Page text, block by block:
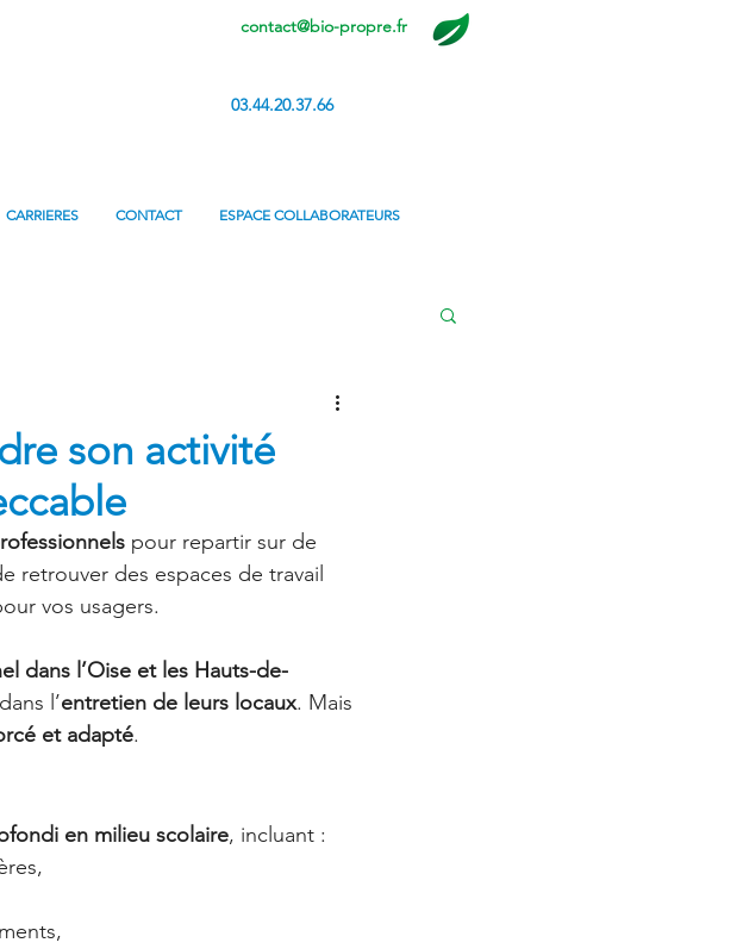
contact@bio-propre.fr
03.44.20.37.66
CARRIERES CONTACT ESPACE COLLABORATEURS
son activité
pour repartir sur de
retrouver des espaces de travail
vos usagers.
dans l’Oise et les Hauts-de-
l’entretien de leurs locaux. Mais
et adapté.
en milieu scolaire, incluant :